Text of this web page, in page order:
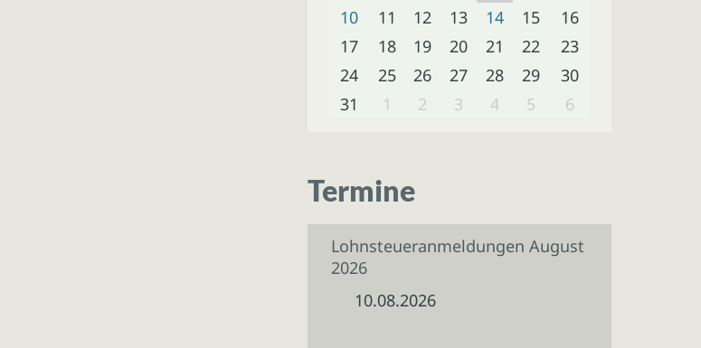
10
11 12 13 14 15
16
17
18 19 20 21 22
23
24
25 26 27 28 29
30
31
1 2 3 4 5 6
Termine
Lohnsteueranmeldungen August
2026
10.08.2026